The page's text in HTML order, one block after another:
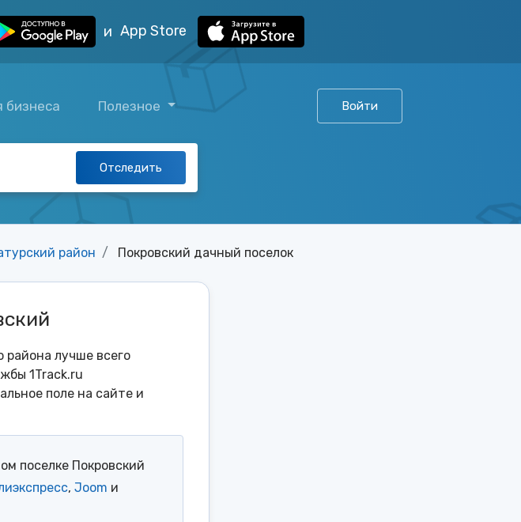
и App Store
бизнеса Полезное Войти
Отследить
район Покровский дачный поселок
района лучше всего
1Track.ru
поле на сайте и
поселке Покровский
, Joom и